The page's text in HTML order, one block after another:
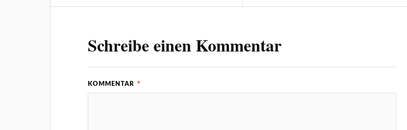
Schreibe einen Kommentar
KOMMENTAR *